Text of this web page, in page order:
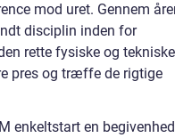
mod uret. Gennem
disciplin inden for
rette fysiske og tekniske
pres og træffe de rigtige
enkeltstart en